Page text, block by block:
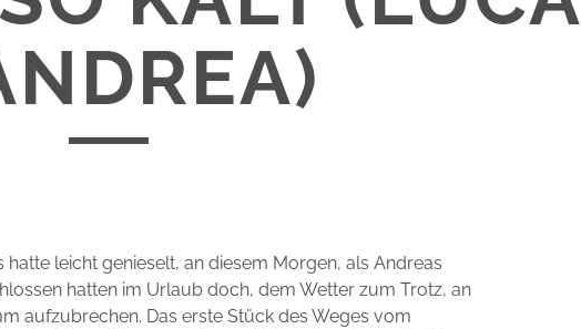
leicht genieselt, an diesem Morgen, als Andreas
hatten im Urlaub doch, dem Wetter zum Trotz, an
aufzubrechen. Das erste Stück des Weges vom